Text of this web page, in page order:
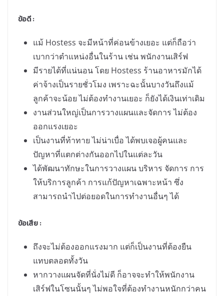
ข้อดี:
แม้ Hostess จะมีหน้าที่ค่อนข้างเยอะ แต่ก็ถือว่า
เบากว่าตำแหน่งอื่นในร้าน เช่น พนักงานเสิร์ฟ
มีรายได้ที่แน่นอน โดย Hostess ร้านอาหารมักได้
ค่าจ้างเป็นรายชั่วโมง เพราะฉะนั้นบางวันถึงแม้
ลูกค้าจะน้อย ไม่ต้องทำงานเยอะ ก็ยังได้เงินเท่าเดิม
งานส่วนใหญ่เป็นการวางแผนและจัดการ ไม่ต้อง
ออกแรงเยอะ
เป็นงานที่ท้าทาย ไม่น่าเบื่อ ได้พบเจอผู้คนและ
ปัญหาที่แตกต่างกันออกไปในแต่ละวัน
ได้พัฒนาทักษะในการวางแผน บริหาร จัดการ การ
ให้บริการลูกค้า การแก้ปัญหาเฉพาะหน้า ซึ่ง
สามารถนำไปต่อยอดในการทำงานอื่นๆ ได้
ข้อเสีย:
ถึงจะไม่ต้องออกแรงมาก แต่ก็เป็นงานที่ต้องยืน
แทบตลอดทั้งวัน
หากวางแผนจัดที่นั่งไม่ดี ก็อาจจะทำให้พนักงาน
เสิร์ฟในโซนนั้นๆ ไม่พอใจที่ต้องทำงานหนักกว่าคน